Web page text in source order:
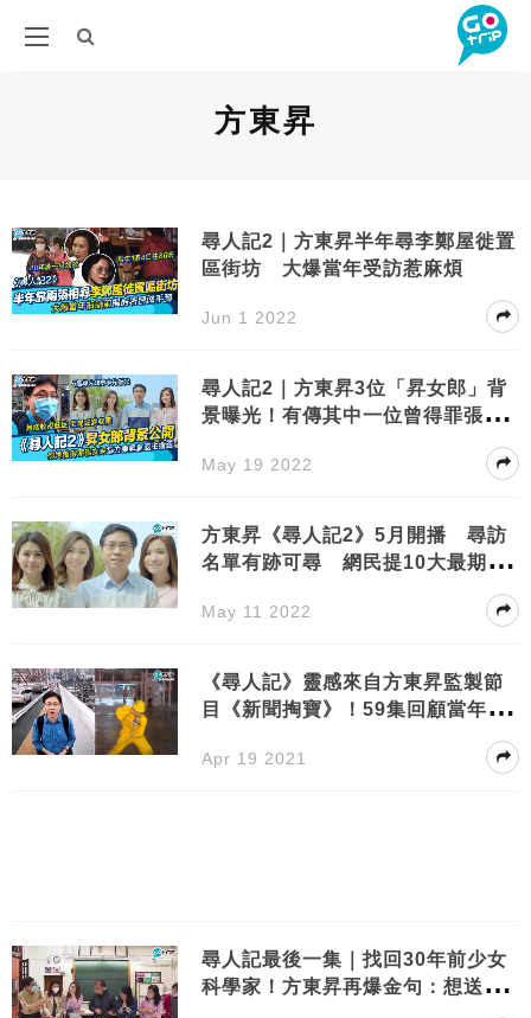
方東昇
尋人記2｜方東昇半年尋李鄭屋徙置
區街坊 大爆當年受訪惹麻煩
Jun 1 2022
尋人記2｜方東昇3位「昇女郎」背
景曝光！有傳其中一位曾得罪張文
May 19 2022
方東昇《尋人記2》5月開播 尋訪
名單有跡可尋 網民提10大最期待
May 11 2022
《尋人記》靈感來自方東昇監製節
目《新聞掏寶》！59集回顧當年珍
Apr 19 2021
尋人記最後一集｜找回30年前少女
科學家！方東昇再爆金句：想送Th